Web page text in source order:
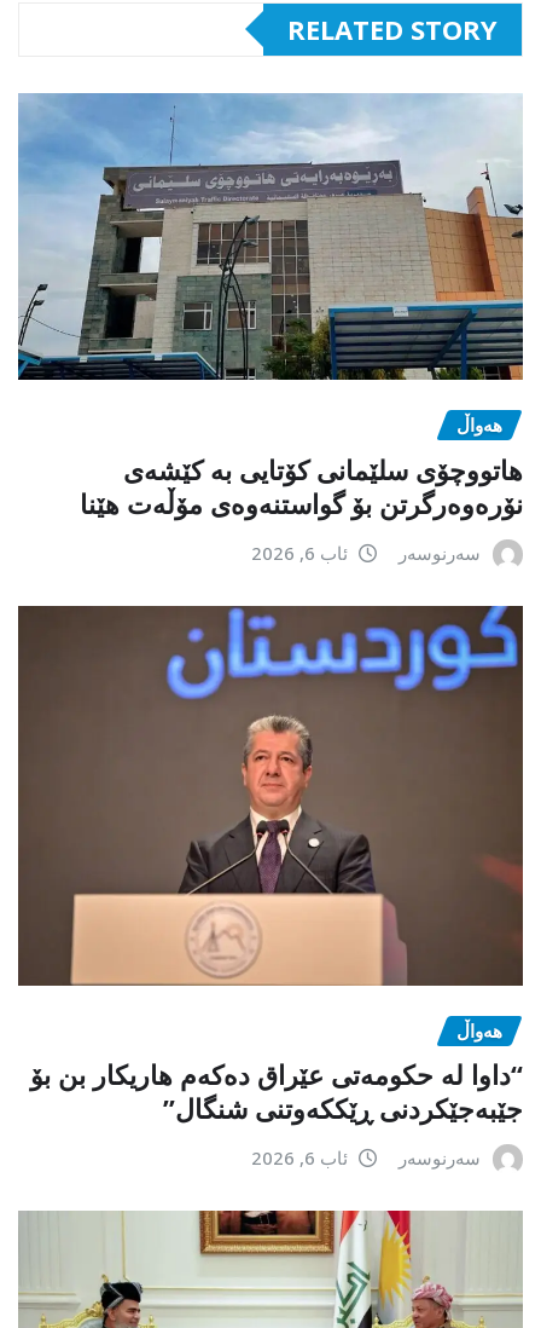
RELATED STORY
هەواڵ
هاتووچۆی سلێمانی کۆتایی بە کێشەی
نۆرەوەرگرتن بۆ گواستنەوەی مۆڵەت هێنا
سەرنوسەر ئاب 6, 2026
هەواڵ
“داوا لە حكومەتی عێراق دەكەم هاریكار بن بۆ
جێبەجێكردنی ڕێككەوتنی شنگال”
سەرنوسەر ئاب 6, 2026